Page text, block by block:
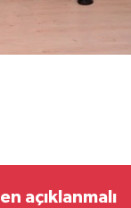
açıklanmalı